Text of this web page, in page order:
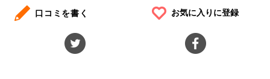
口コミを書く お気に入りに登録